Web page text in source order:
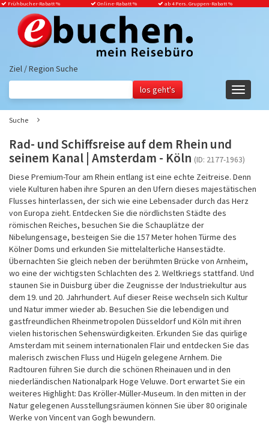
Frühbucher-Rabatt% Online-Rabatt % ab 4 Pers. Gruppen-Rabatt %
Ziel / Region Suche
Suche
Rad- und Schiffsreise auf dem Rhein und
seinem Kanal | Amsterdam - Köln (ID: 2177-1963)
Diese Premium-Tour am Rhein entlang ist eine echte Zeitreise. Denn
viele Kulturen haben ihre Spuren an den Ufern dieses majestätischen
Flusses hinterlassen, der sich wie eine Lebensader durch das Herz
von Europa zieht. Entdecken Sie die nördlichsten Städte des
römischen Reiches, besuchen Sie die Schauplätze der
Nibelungensage, besteigen Sie die 157 Meter hohen Türme des
Kölner Doms und erkunden Sie mittelalterliche Hansestädte.
Übernachten Sie gleich neben der berühmten Brücke von Arnheim,
wo eine der wichtigsten Schlachten des 2. Weltkriegs stattfand. Und
staunen Sie in Duisburg über die Zeugnisse der Industriekultur aus
dem 19. und 20. Jahrhundert. Auf dieser Reise wechseln sich Kultur
und Natur immer wieder ab. Besuchen Sie die lebendigen und
gastfreundlichen Rheinmetropolen Düsseldorf und Köln mit ihren
vielen historischen Sehenswürdigkeiten. Erkunden Sie das quirlige
Amsterdam mit seinem internationalen Flair und entdecken Sie das
malerisch zwischen Fluss und Hügeln gelegene Arnhem. Die
Radtouren führen Sie durch die schönen Rheinauen und in den
niederländischen Nationalpark Hoge Veluwe. Dort erwartet Sie ein
weiteres Highlight: Das Kröller-Müller-Museum. In den mitten in der
Natur gelegenen Ausstellungsräumen können Sie über 80 originale
Werke von Vincent van Gogh bewundern.